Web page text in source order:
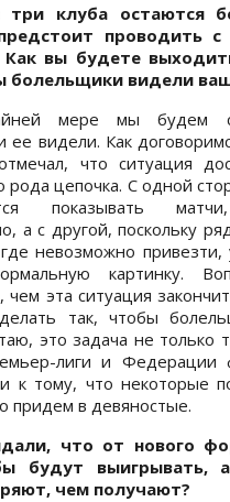
три клуба остаются
проводить
Как вы будете
болельщики видели
мере мы будем
ее видели. Как
что ситуация
рода цепочка. С одной
показывать
а с другой, поскольку
невозможно
картинку.
чем эта ситуация
так, чтобы
это задача не только
лиги и Федерации
к тому, что некоторые
придем в девяностые.
что от нового
будут выигрывать,
чем получают?